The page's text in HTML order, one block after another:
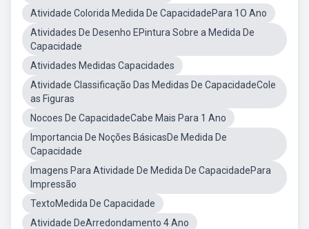
Atividade Colorida Medida De CapacidadePara 1O Ano
Atividades De Desenho EPintura Sobre a Medida De
Capacidade
Atividades Medidas Capacidades
Atividade Classificação Das Medidas De CapacidadeCole
as Figuras
Nocoes De CapacidadeCabe Mais Para 1 Ano
Importancia De Noções BásicasDe Medida De
Capacidade
Imagens Para Atividade De Medida De CapacidadePara
Impressão
TextoMedida De Capacidade
Atividade DeArredondamento 4 Ano